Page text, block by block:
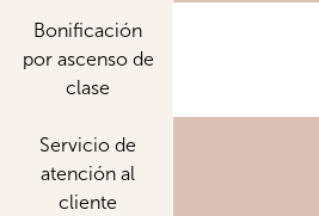
Bonificación
por ascenso de
clase
Servicio de
atención al
cliente